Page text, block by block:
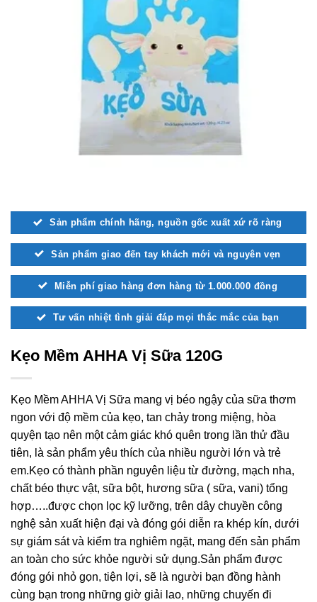
Sản phẩm chính hãng, nguồn gốc xuất xứ rõ ràng
Sản phẩm giao đến tay khách mới và nguyên vẹn
Miễn phí giao hàng đơn hàng từ 1.000.000 đồng
Tư vấn nhiệt tình giải đáp mọi thắc mắc của bạn
Kẹo Mềm AHHA Vị Sữa 120G
Kẹo Mềm AHHA Vị Sữa mang vị béo ngậy của sữa thơm
ngon với độ mềm của kẹo, tan chảy trong miệng, hòa
quyện tạo nên một cảm giác khó quên trong lần thử đầu
tiên, là sản phẩm yêu thích của nhiều người lớn và trẻ
em.Kẹo có thành phần nguyên liệu từ đường, mạch nha,
chất béo thực vật, sữa bột, hương sữa ( sữa, vani) tổng
hợp…..được chọn lọc kỹ lưỡng, trên dây chuyền công
nghệ sản xuất hiện đại và đóng gói diễn ra khép kín, dưới
sự giám sát và kiểm tra nghiêm ngặt, mang đến sản phẩm
an toàn cho sức khỏe người sử dụng.Sản phẩm được
đóng gói nhỏ gọn, tiện lợi, sẽ là người bạn đồng hành
cùng bạn trong những giờ giải lao, những chuyến đi